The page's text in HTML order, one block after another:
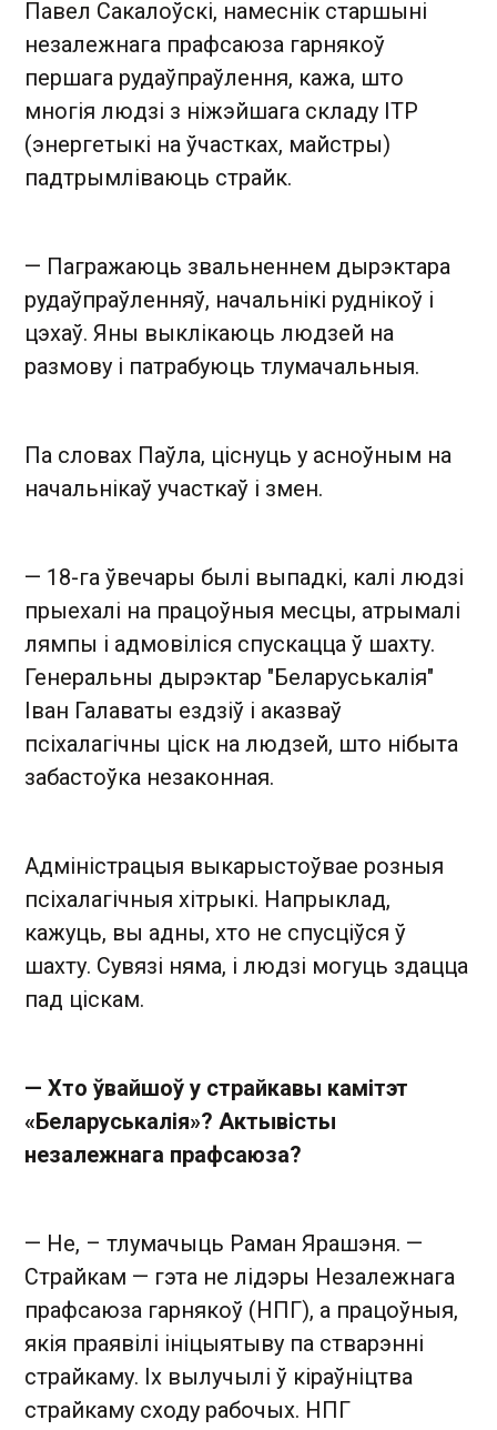
Павел Сакалоўскі, намеснік старшыні
незалежнага прафсаюза гарнякоў
першага рудаўпраўлення, кажа, што
многія людзі з ніжэйшага складу ІТР
(энергетыкі на ўчастках, майстры)
падтрымліваюць страйк.
— Пагражаюць звальненнем дырэктара
рудаўпраўленняў, начальнікі руднікоў і
цэхаў. Яны выклікаюць людзей на
размову і патрабуюць тлумачальныя.
Па словах Паўла, ціснуць у асноўным на
начальнікаў участкаў і змен.
— 18-га ўвечары былі выпадкі, калі людзі
прыехалі на працоўныя месцы, атрымалі
лямпы і адмовіліся спускацца ў шахту.
Генеральны дырэктар "Беларуськалія"
Іван Галаваты ездзіў і аказваў
псіхалагічны ціск на людзей, што нібыта
забастоўка незаконная.
Адміністрацыя выкарыстоўвае розныя
псіхалагічныя хітрыкі. Напрыклад,
кажуць, вы адны, хто не спусціўся ў
шахту. Сувязі няма, і людзі могуць здацца
пад ціскам.
— Хто ўвайшоў у страйкавы камітэт
«Беларуськалія»? Актывісты
незалежнага прафсаюза?
— Не, – тлумачыць Раман Ярашэня. —
Страйкам — гэта не лідэры Незалежнага
прафсаюза гарнякоў (НПГ), а працоўныя,
якія праявілі ініцыятыву па стварэнні
страйкаму. Іх вылучылі ў кіраўніцтва
страйкаму сходу рабочых. НПГ